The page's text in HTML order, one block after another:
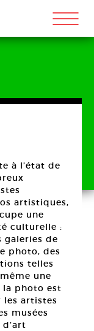
m
à l’état de
artistiques,
une
culturelle :
galeries de
photo, des
telles
une
la photo est
les artistes
musées